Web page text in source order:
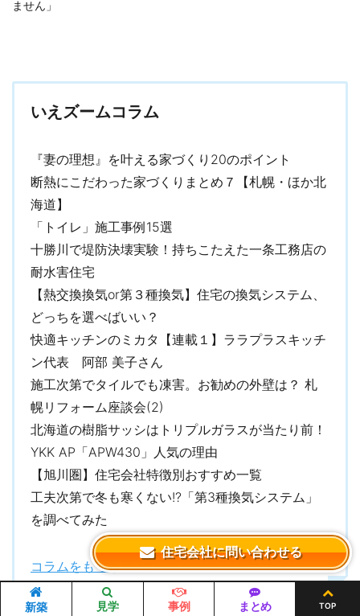
ません」
いえズームコラム
『妻の理想』を叶える家づくり20のポイント
断熱にこだわった家づくりまとめ７【札幌・ほか北
海道】
「トイレ」施工事例15選
十勝川で堤防決壊実験！持ちこたえた一条工務店の
耐水害住宅
【熱交換換気or第３種換気】住宅の換気システム、
どっちを選べばいい？
快適キッチンのミカタ【連載１】ララプラスキッチ
ン代表 阿部 美子さん
施工次第でタイルでも凍害。お勧めの外壁は？ 札
幌リフォーム座談会(2)
北海道の樹脂サッシはトリプルガラスが当たり前！
YKK AP「APW430」人気の理由
【旭川圏】住宅会社特徴別おすすめ一覧
工夫次第で冬も寒くない!?「第3種換気システム」
を調べてみた
コラムをもっと見る
新築 見学 事例 まとめ TOP
住宅会社に問い合わせる